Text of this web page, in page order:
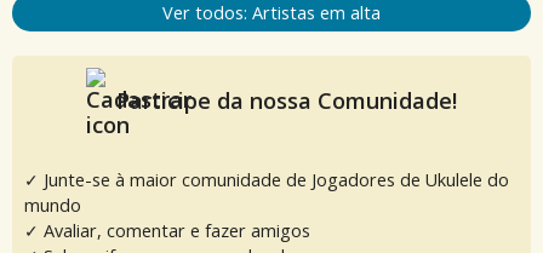
Ver todos: Artistas em alta
Participe da nossa Comunidade!
✓ Junte-se à maior comunidade de Jogadores de Ukulele do
mundo
✓ Avaliar, comentar e fazer amigos